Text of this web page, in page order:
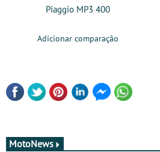
Piaggio MP3 400
Adicionar comparação
MotoNews